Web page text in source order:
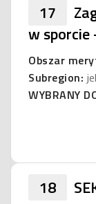
17
w sporcie
Obszar
Subregion:
WYBRANY
18